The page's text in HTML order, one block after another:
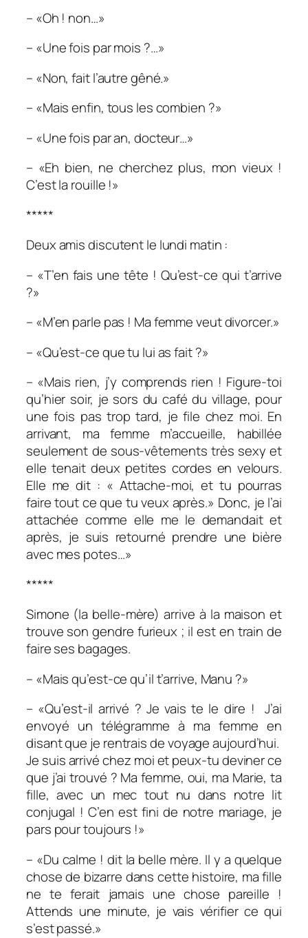
– «Oh ! non…»
– «Une fois par mois ?…»
– «Non, fait l’autre gêné.»
– «Mais enfin, tous les combien ?»
– «Une fois par an, docteur…»
– «Eh bien, ne cherchez plus, mon vieux !
C’est la rouille !»
*****
Deux amis discutent le lundi matin :
– «T’en fais une tête ! Qu’est-ce qui t’arrive
?»
– «M’en parle pas ! Ma femme veut divorcer.»
– «Qu’est-ce que tu lui as fait ?»
– «Mais rien, j’y comprends rien ! Figure-toi
qu’hier soir, je sors du café du village, pour
une fois pas trop tard, je file chez moi. En
arrivant, ma femme m’accueille, habillée
seulement de sous-vêtements très sexy et
elle tenait deux petites cordes en velours.
Elle me dit : « Attache-moi, et tu pourras
faire tout ce que tu veux après.» Donc, je l’ai
attachée comme elle me le demandait et
après, je suis retourné prendre une bière
avec mes potes…»
*****
Simone (la belle-mère) arrive à la maison et
trouve son gendre furieux ; il est en train de
faire ses bagages.
– «Mais qu’est-ce qu’il t’arrive, Manu ?»
– «Qu’est-il arrivé ? Je vais te le dire ! J’ai
envoyé un télégramme à ma femme en
disant que je rentrais de voyage aujourd’hui.
Je suis arrivé chez moi et peux-tu deviner ce
que j’ai trouvé ? Ma femme, oui, ma Marie, ta
fille, avec un mec tout nu dans notre lit
conjugal ! C’en est fini de notre mariage, je
pars pour toujours !»
– «Du calme ! dit la belle mère. Il y a quelque
chose de bizarre dans cette histoire, ma fille
ne te ferait jamais une chose pareille !
Attends une minute, je vais vérifier ce qui
s’est passé.»